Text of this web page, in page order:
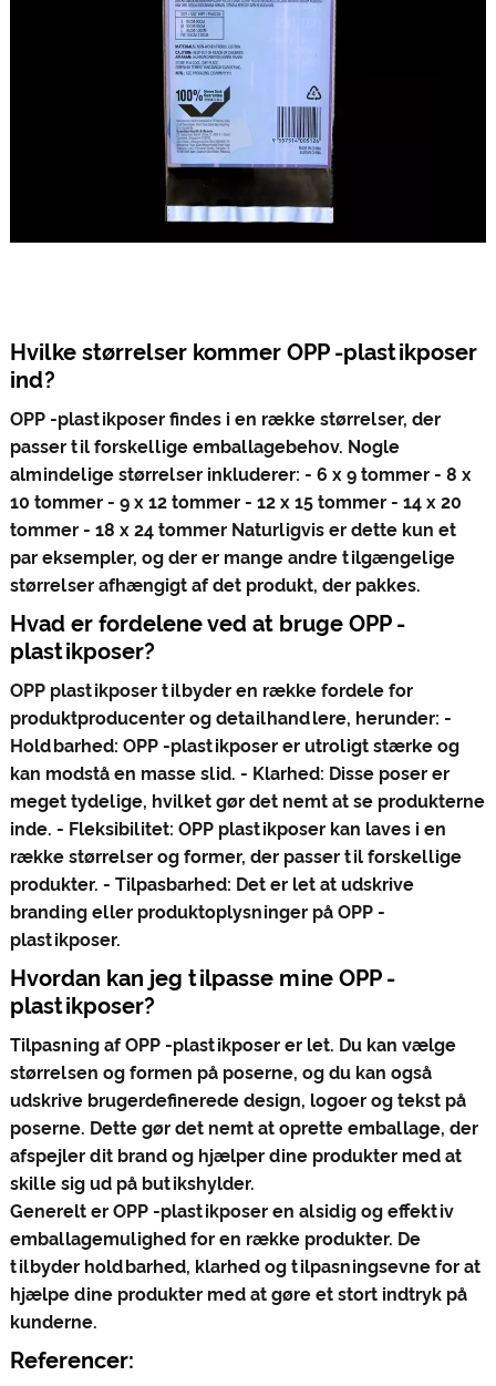
Hvilke størrelser kommer OPP -plastikposer
ind?
OPP -plastikposer findes i en række størrelser, der
passer til forskellige emballagebehov. Nogle
almindelige størrelser inkluderer: - 6 x 9 tommer - 8 x
10 tommer - 9 x 12 tommer - 12 x 15 tommer - 14 x 20
tommer - 18 x 24 tommer Naturligvis er dette kun et
par eksempler, og der er mange andre tilgængelige
størrelser afhængigt af det produkt, der pakkes.
Hvad er fordelene ved at bruge OPP -
plastikposer?
OPP plastikposer tilbyder en række fordele for
produktproducenter og detailhandlere, herunder: -
Holdbarhed: OPP -plastikposer er utroligt stærke og
kan modstå en masse slid. - Klarhed: Disse poser er
meget tydelige, hvilket gør det nemt at se produkterne
inde. - Fleksibilitet: OPP plastikposer kan laves i en
række størrelser og former, der passer til forskellige
produkter. - Tilpasbarhed: Det er let at udskrive
branding eller produktoplysninger på OPP -
plastikposer.
Hvordan kan jeg tilpasse mine OPP -
plastikposer?
Tilpasning af OPP -plastikposer er let. Du kan vælge
størrelsen og formen på poserne, og du kan også
udskrive brugerdefinerede design, logoer og tekst på
poserne. Dette gør det nemt at oprette emballage, der
afspejler dit brand og hjælper dine produkter med at
skille sig ud på butikshylder.
Generelt er OPP -plastikposer en alsidig og effektiv
emballagemulighed for en række produkter. De
tilbyder holdbarhed, klarhed og tilpasningsevne for at
hjælpe dine produkter med at gøre et stort indtryk på
kunderne.
Referencer: